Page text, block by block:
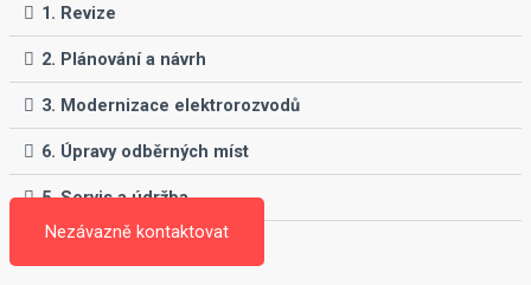
1. Revize
2. Plánování a návrh
3. Modernizace elektrorozvodů
6. Úpravy odběrných míst
5. Servis a údržba
Nezávazně kontaktovat